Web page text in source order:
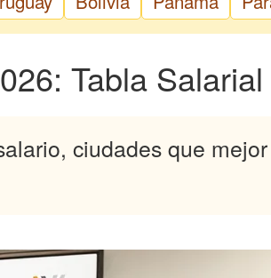
Tabla Salarial
ciudades que